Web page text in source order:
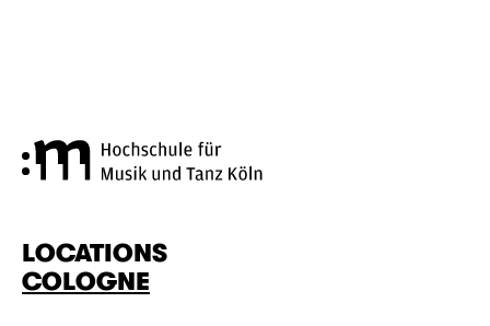
LOCATIONS
COLOGNE